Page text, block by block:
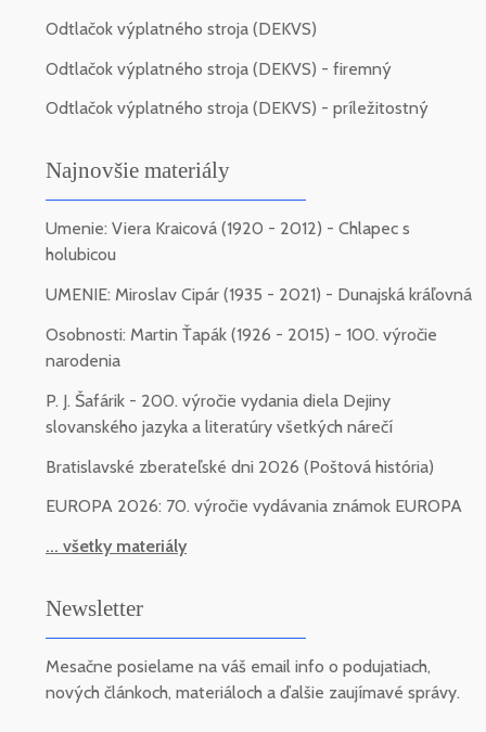
Odtlačok výplatného stroja (DEKVS)
Odtlačok výplatného stroja (DEKVS) - firemný
Odtlačok výplatného stroja (DEKVS) - príležitostný
Najnovšie materiály
Umenie: Viera Kraicová (1920 - 2012) - Chlapec s
holubicou
UMENIE: Miroslav Cipár (1935 - 2021) - Dunajská kráľovná
Osobnosti: Martin Ťapák (1926 - 2015) - 100. výročie
narodenia
P. J. Šafárik - 200. výročie vydania diela Dejiny
slovanského jazyka a literatúry všetkých nárečí
Bratislavské zberateľské dni 2026 (Poštová história)
EUROPA 2026: 70. výročie vydávania známok EUROPA
... všetky materiály
Newsletter
Mesačne posielame na váš email info o podujatiach,
nových článkoch, materiáloch a ďalšie zaujímavé správy.